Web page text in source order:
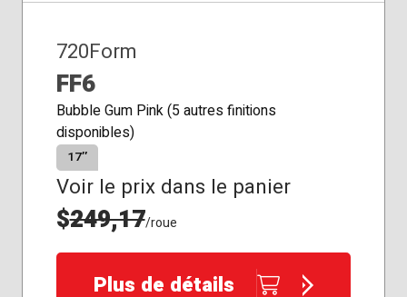
720Form
FF6
Bubble Gum Pink (5 autres finitions
disponibles)
17″
Voir le prix dans le panier
$249,17/roue
Plus de détails